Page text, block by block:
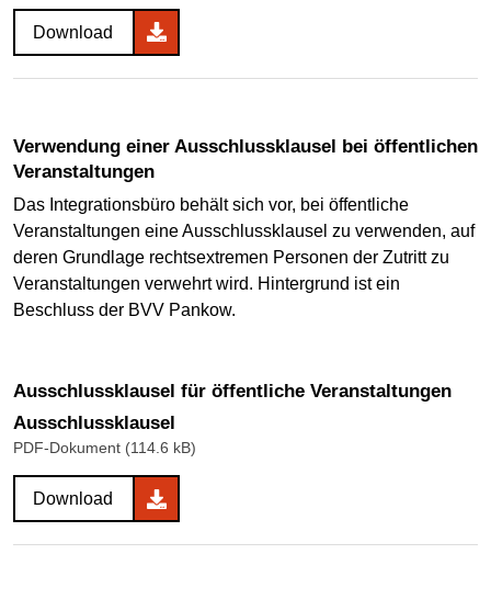
Download
Verwendung einer Ausschlussklausel bei öffentlichen
Veranstaltungen
Das Integrationsbüro behält sich vor, bei öffentliche
Veranstaltungen eine Ausschlussklausel zu verwenden, auf
deren Grundlage rechtsextremen Personen der Zutritt zu
Veranstaltungen verwehrt wird. Hintergrund ist ein
Beschluss der BVV Pankow.
Ausschlussklausel für öffentliche Veranstaltungen
Ausschlussklausel
PDF-Dokument (114.6 kB)
Download